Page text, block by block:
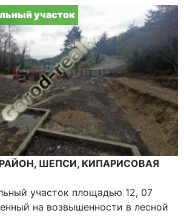
участок
ШЕПСИ, КИПАРИСОВАЯ
участок площадью 12, 07
на возвышенности в лесной